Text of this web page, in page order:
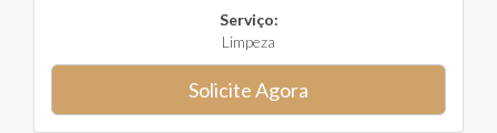
Serviço:
Limpeza
Solicite Agora